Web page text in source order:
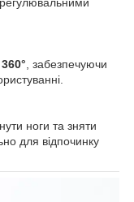
360° , забезпечуючи
ноги та зняти
для відпочинку